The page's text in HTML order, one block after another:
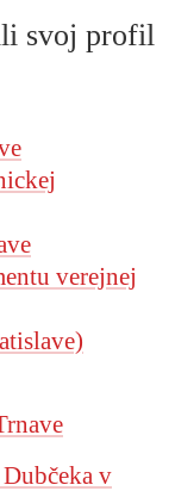
svoj profil
verejnej
v